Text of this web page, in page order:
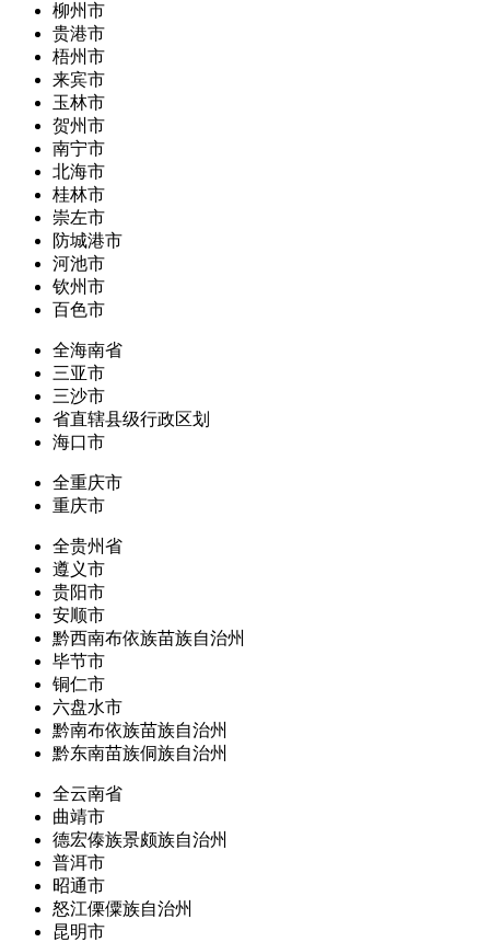
柳州市
贵港市
梧州市
来宾市
玉林市
贺州市
南宁市
北海市
桂林市
崇左市
防城港市
河池市
钦州市
百色市
全海南省
三亚市
三沙市
省直辖县级行政区划
海口市
全重庆市
重庆市
全贵州省
遵义市
贵阳市
安顺市
黔西南布依族苗族自治州
毕节市
铜仁市
六盘水市
黔南布依族苗族自治州
黔东南苗族侗族自治州
全云南省
曲靖市
德宏傣族景颇族自治州
普洱市
昭通市
怒江傈僳族自治州
昆明市